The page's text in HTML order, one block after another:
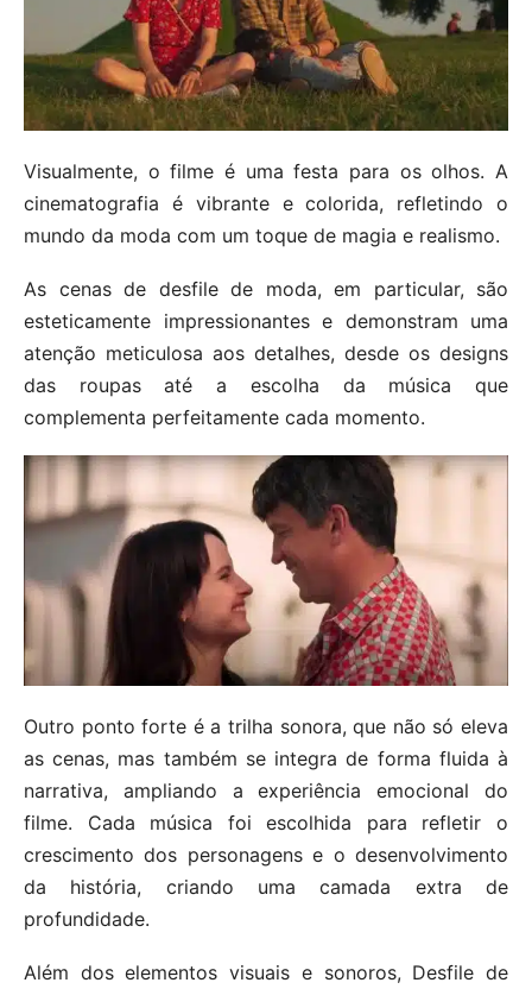
Visualmente, o filme é uma festa para os olhos. A
cinematografia é vibrante e colorida, refletindo o
mundo da moda com um toque de magia e realismo.
As cenas de desfile de moda, em particular, são
esteticamente impressionantes e demonstram uma
atenção meticulosa aos detalhes, desde os designs
das roupas até a escolha da música que
complementa perfeitamente cada momento.
Outro ponto forte é a trilha sonora, que não só eleva
as cenas, mas também se integra de forma fluida à
narrativa, ampliando a experiência emocional do
filme. Cada música foi escolhida para refletir o
crescimento dos personagens e o desenvolvimento
da história, criando uma camada extra de
profundidade.
Além dos elementos visuais e sonoros, Desfile de